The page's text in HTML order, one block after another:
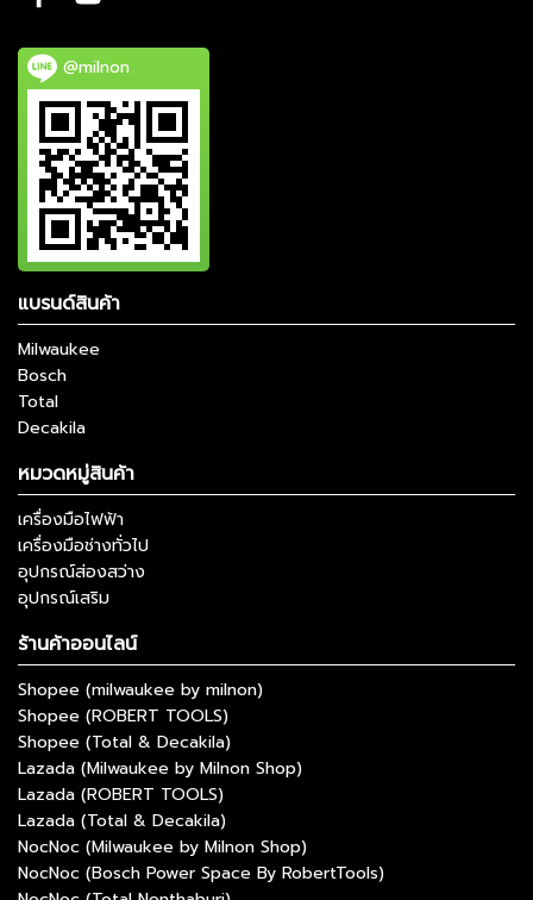
@milnon
แบรนด์สินค้า
Milwaukee
Bosch
Total
Decakila
หมวดหมู่สินค้า
เครื่องมือไฟฟ้า
เครื่องมือช่างทั่วไป
อุปกรณ์ส่องสว่าง
อุปกรณ์เสริม
ร้านค้าออนไลน์
Shopee (milwaukee by milnon)
Shopee (ROBERT TOOLS)
Shopee (Total & Decakila)
Lazada (Milwaukee by Milnon Shop)
Lazada (ROBERT TOOLS)
Lazada (Total & Decakila)
NocNoc (Milwaukee by Milnon Shop)
NocNoc (Bosch Power Space By RobertTools)